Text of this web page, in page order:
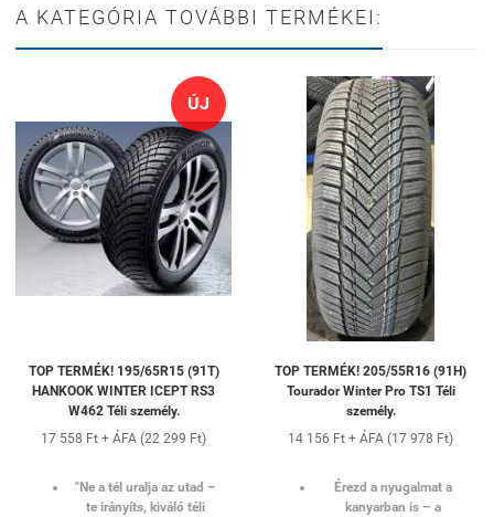
A KATEGÓRIA TOVÁBBI TERMÉKEI:
ÚJ
TOP TERMÉK! 195/65R15 (91T)
HANKOOK WINTER ICEPT RS3
W462 Téli személy.
17 558 Ft + ÁFA (22 299 Ft)
"Ne a tél uralja az utad –
te irányíts, kiváló téli
TOP TERMÉK! 205/55R16 (91H)
Tourador Winter Pro TS1 Téli
személy.
14 156 Ft + ÁFA (17 978 Ft)
Érezd a nyugalmat a
kanyarban is – a